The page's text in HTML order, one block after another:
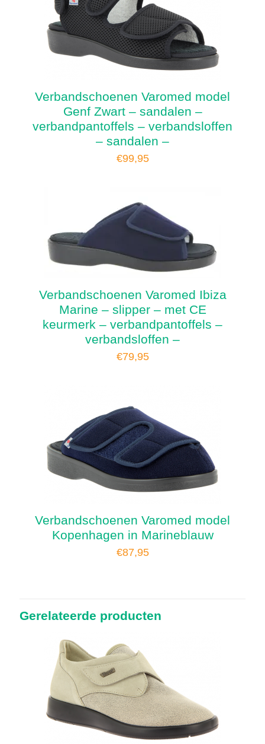
Verbandschoenen Varomed model
Genf Zwart – sandalen –
verbandpantoffels – verbandsloffen
– sandalen –
€99,95
Verbandschoenen Varomed Ibiza
Marine – slipper – met CE
keurmerk – verbandpantoffels –
verbandsloffen –
€79,95
Verbandschoenen Varomed model
Kopenhagen in Marineblauw
€87,95
Gerelateerde producten